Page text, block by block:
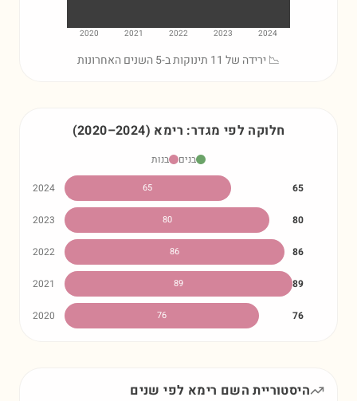
2024
2023
2022
2021
2020
📉 ירידה של 11 תינוקות ב-5 השנים האחרונות
חלוקה לפי מגדר: רימא (2020–2024)
בנים
בנות
2024
65 65
2023 80 80
2022 86 86
2021 89 89
2020 76 76
היסטוריית השם רימא לפי שנים